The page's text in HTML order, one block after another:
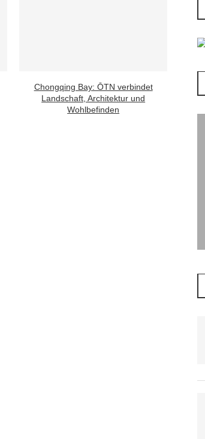
Chongqing Bay: ŌTN verbindet
Landschaft, Architektur und
Wohlbefinden